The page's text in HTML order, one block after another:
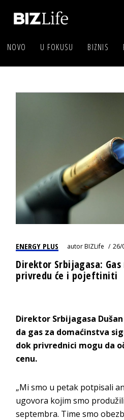
NOVO U FOKUSU BIZNIS
ENERGY PLUS autorBIZLife 26/
Direktor Srbijagasa:
privredu će i pojeftiniti
Direktor Srbijagasa
da gas za domaćinstva
dok privrednici mogu da
cenu.
„Mi smo u petak potpisali
ugovora kojim smo
septembra. Time smo